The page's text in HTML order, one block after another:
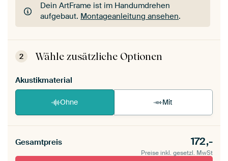
Dein ArtFrame ist im Handumdrehen
aufgebaut. Montageanleitung ansehen.
Dein ArtFrame ist im Handumdrehen
aufgebaut.Montageanleitung ansehen
2 Wähle zusätzliche Optionen
Akustikmaterial
Ohne Mit
Gesamtpreis 172,-
Preise inkl. gesetzl. MwSt